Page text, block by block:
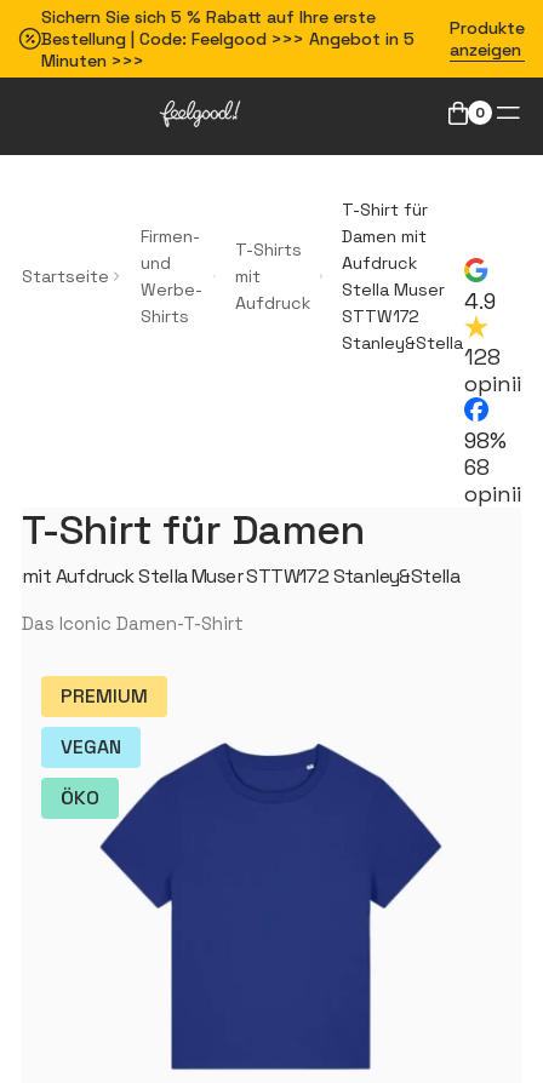
Sichern Sie sich 5 % Rabatt auf Ihre erste
Bestellung | Code: Feelgood >>> Angebot in 5
Minuten >>>
Produkte
anzeigen
0
Startseite
Firmen-
und
Werbe-
Shirts
T-Shirts
mit
Aufdruck
T-Shirt für
Damen mit
Aufdruck
Stella Muser
STTW172
Stanley&Stella
4.9
128
opinii
98%
68
opinii
T-Shirt für Damen
mit Aufdruck Stella Muser STTW172 Stanley&Stella
Das Iconic Damen-T-Shirt
PREMIUM
VEGAN
ÖKO